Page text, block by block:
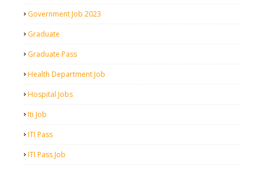
Government Job 2023
Graduate
Graduate Pass
Health Department Job
Hospital Jobs
Iti Job
ITI Pass
ITI Pass Job